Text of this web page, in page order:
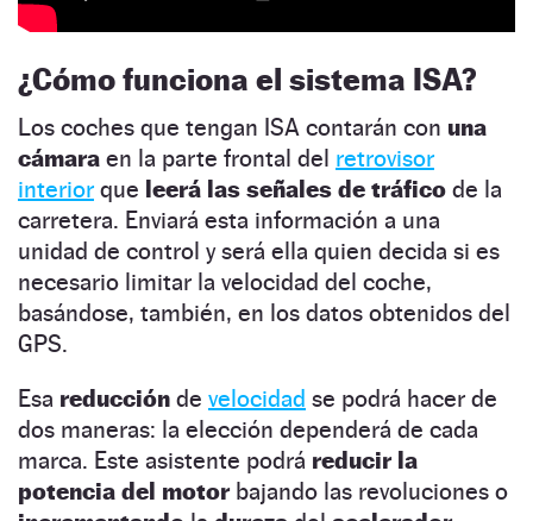
¿Cómo funciona el sistema ISA?
Los coches que tengan ISA contarán con una
cámara en la parte frontal del retrovisor
interior que leerá las señales de tráfico de la
carretera. Enviará esta información a una
unidad de control y será ella quien decida si es
necesario limitar la velocidad del coche,
basándose, también, en los datos obtenidos del
GPS.
Esa reducción de velocidad se podrá hacer de
dos maneras: la elección dependerá de cada
marca. Este asistente podrá reducir la
potencia del motor bajando las revoluciones o